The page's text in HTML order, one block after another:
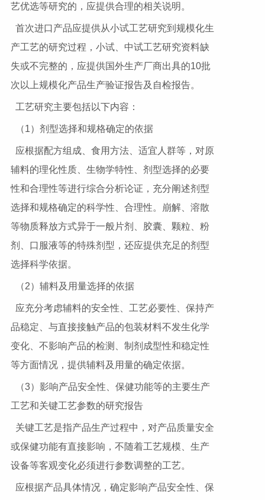
艺优选等研究的，应提供合理的相关说明。
首次进口产品应提供从小试工艺研究到规模化生
产工艺的研究过程，小试、中试工艺研究资料缺
失或不完整的，应提供国外生产厂商出具的10批
次以上规模化产品生产验证报告及自检报告。
工艺研究主要包括以下内容：
（1）剂型选择和规格确定的依据
应根据配方组成、食用方法、适宜人群等，对原
辅料的理化性质、生物学特性、剂型选择的必要
性和合理性等进行综合分析论证，充分阐述剂型
选择和规格确定的科学性、合理性。崩解、溶散
等物质释放方式异于一般片剂、胶囊、颗粒、粉
剂、口服液等的特殊剂型，还应提供充足的剂型
选择科学依据。
（2）辅料及用量选择的依据
应充分考虑辅料的安全性、工艺必要性、保持产
品稳定、与直接接触产品的包装材料不发生化学
变化、不影响产品的检测、制剂成型性和稳定性
等方面情况，提供辅料及用量的确定依据。
（3）影响产品安全性、保健功能等的主要生产
工艺和关键工艺参数的研究报告
关键工艺是指产品生产过程中，对产品质量安全
或保健功能有直接影响，不随着工艺规模、生产
设备等客观变化必须进行参数调整的工艺。
应根据产品具体情况，确定影响产品安全性、保